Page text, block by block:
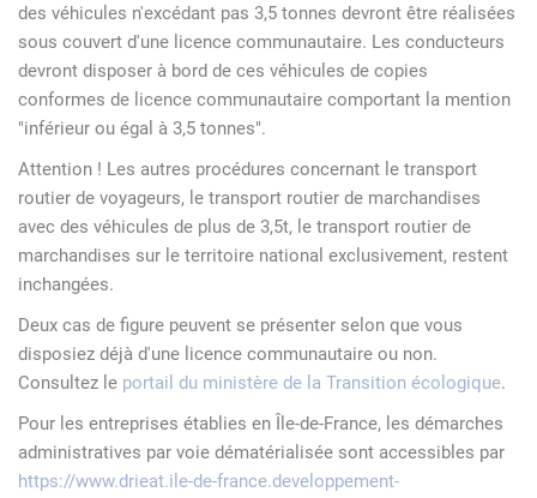
des véhicules n'excédant pas 3,5 tonnes devront être réalisées
sous couvert d'une licence communautaire. Les conducteurs
devront disposer à bord de ces véhicules de copies
conformes de licence communautaire comportant la mention
"inférieur ou égal à 3,5 tonnes".
Attention ! Les autres procédures concernant le transport
routier de voyageurs, le transport routier de marchandises
avec des véhicules de plus de 3,5t, le transport routier de
marchandises sur le territoire national exclusivement, restent
inchangées.
Deux cas de figure peuvent se présenter selon que vous
disposiez déjà d'une licence communautaire ou non.
Consultez le portail du ministère de la Transition écologique.
Pour les entreprises établies en Île-de-France, les démarches
administratives par voie dématérialisée sont accessibles par
https://www.drieat.ile-de-france.developpement-